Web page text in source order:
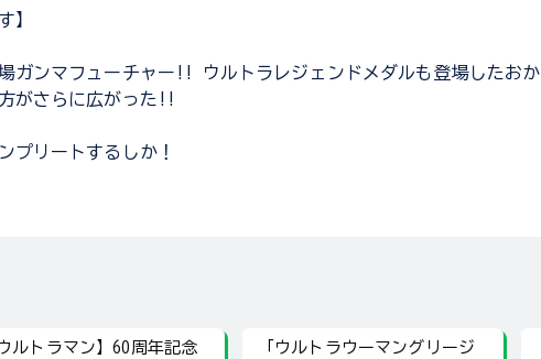
】
ガンマフューチャー!! ウルトラレジェンドメダルも登場したおか
がさらに広がった!!
プリートするしか！
ウルトラマン】60周年記念
「ウルトラウーマングリージ